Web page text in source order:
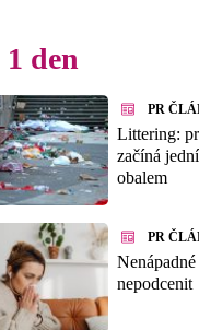
den
PR
Littering:
začíná
obalem
PR
nepodcenit